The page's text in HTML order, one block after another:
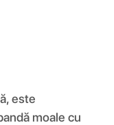
este
moale cu